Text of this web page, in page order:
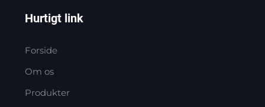
Hurtigt link
Forside
Om os
Produkter